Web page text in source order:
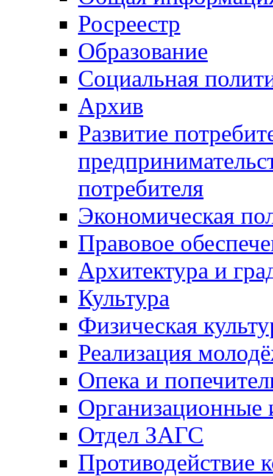
Росреестр
Образование
Социальная
Архив
Развитие
потребителя
Экономическая
Правовое
Архитектура и
Культура
Физическая
Реализация
Опека и
Отдел ЗАГС
Противодействие